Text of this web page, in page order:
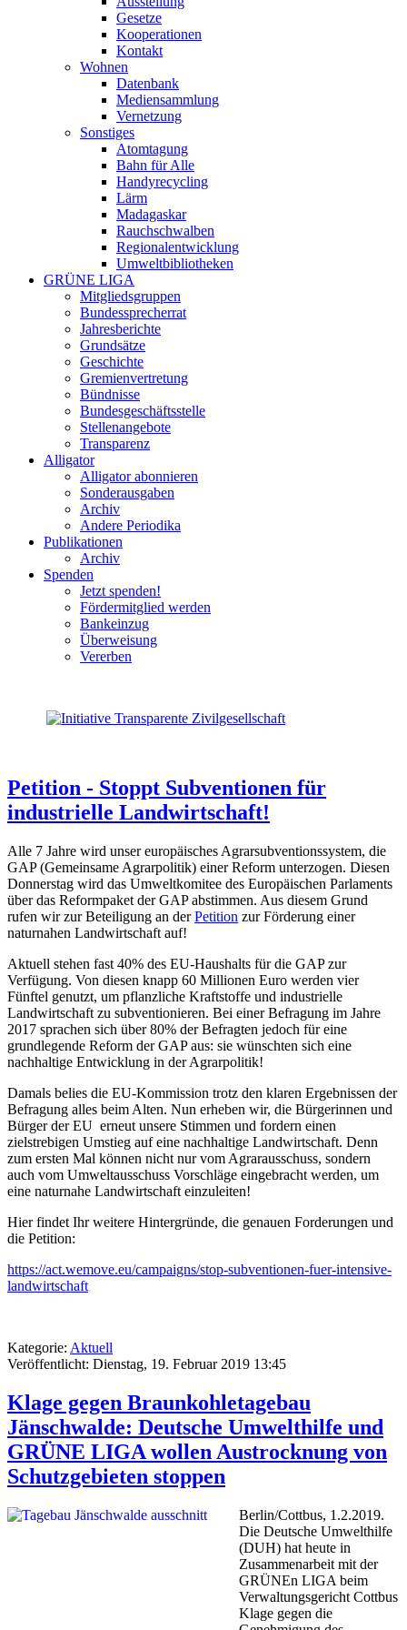
Gesetze
Kooperationen
Kontakt
Wohnen
Datenbank
Mediensammlung
Vernetzung
Sonstiges
Atomtagung
Bahn für Alle
Handyrecycling
Lärm
Madagaskar
Rauchschwalben
Regionalentwicklung
Umweltbibliotheken
GRÜNE LIGA
Mitgliedsgruppen
Bundessprecherrat
Jahresberichte
Grundsätze
Geschichte
Gremienvertretung
Bündnisse
Bundesgeschäftsstelle
Stellenangebote
Transparenz
Alligator
Alligator abonnieren
Sonderausgaben
Archiv
Andere Periodika
Publikationen
Archiv
Spenden
Jetzt spenden!
Fördermitglied werden
Bankeinzug
Überweisung
Vererben
Petition - Stoppt Subventionen für
industrielle Landwirtschaft!
Alle 7 Jahre wird unser europäisches Agrarsubventionssystem, die
GAP (Gemeinsame Agrarpolitik) einer Reform unterzogen. Diesen
Donnerstag wird das Umweltkomitee des Europäischen Parlaments
über das Reformpaket der GAP abstimmen. Aus diesem Grund
rufen wir zur Beteiligung an derPetition zur Förderung einer
naturnahen Landwirtschaft auf!
Aktuell stehen fast 40% des EU-Haushalts für die GAP zur
Verfügung. Von diesen knapp 60 Millionen Euro werden vier
Fünftel genutzt, um pflanzliche Kraftstoffe und industrielle
Landwirtschaft zu subventionieren. Bei einer Befragung im Jahre
2017 sprachen sich über 80% der Befragten jedoch für eine
grundlegende Reform der GAP aus: sie wünschten sich eine
nachhaltige Entwicklung in der Agrarpolitik!
Damals belies die EU-Kommission trotz den klaren Ergebnissen der
Befragung alles beim Alten. Nun erheben wir, die Bürgerinnen und
Bürger der EU erneut unsere Stimmen und fordern einen
zielstrebigen Umstieg auf eine nachhaltige Landwirtschaft. Denn
zum ersten Mal können nicht nur vom Agrarausschuss, sondern
auch vom Umweltausschuss Vorschläge eingebracht werden, um
eine naturnahe Landwirtschaft einzuleiten!
Hier findet Ihr weitere Hintergründe, die genauen Forderungen und
die Petition:
https://act.wemove.eu/campaigns/stop-subventionen-fuer-intensive-
landwirtschaft
Kategorie: Aktuell
Veröffentlicht: Dienstag, 19. Februar 2019 13:45
Klage gegen Braunkohletagebau
Jänschwalde: Deutsche Umwelthilfe und
GRÜNE LIGA wollen Austrocknung von
Schutzgebieten stoppen
Berlin/Cottbus, 1.2.2019.
Die Deutsche Umwelthilfe
(DUH) hat heute in
Zusammenarbeit mit der
GRÜNEn LIGA beim
Verwaltungsgericht Cottbus
Klage gegen die